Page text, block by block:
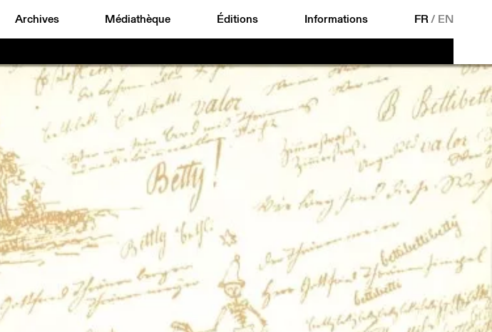
Archives Médiathèque Éditions Informations FR/ EN